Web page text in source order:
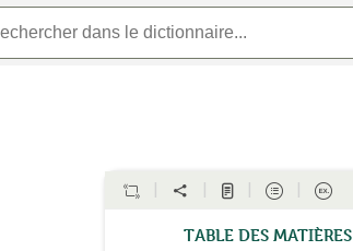
Table des matières